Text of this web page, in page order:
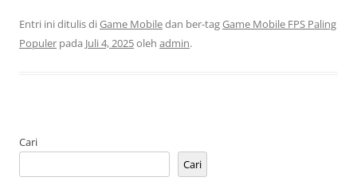
Entri ini ditulis diGame Mobiledan ber-tagGame Mobile FPS Paling
Populer pada Juli 4, 2025oleh admin.
Cari
Cari